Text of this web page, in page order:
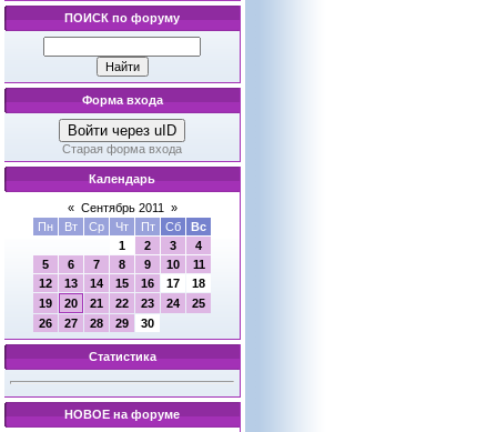
ПОИСК по форуму
Форма входа
Войти через uID
Старая форма входа
Календарь
« Сентябрь 2011
»
Пн
Вт Ср Чт Пт Сб
Вс
1
2 3
4
5
6 7 8 9 10
11
12
13 14 15 16 17
18
19
20 21 22 23 24
25
26
27 28 29 30
Статистика
НОВОЕ на форуме